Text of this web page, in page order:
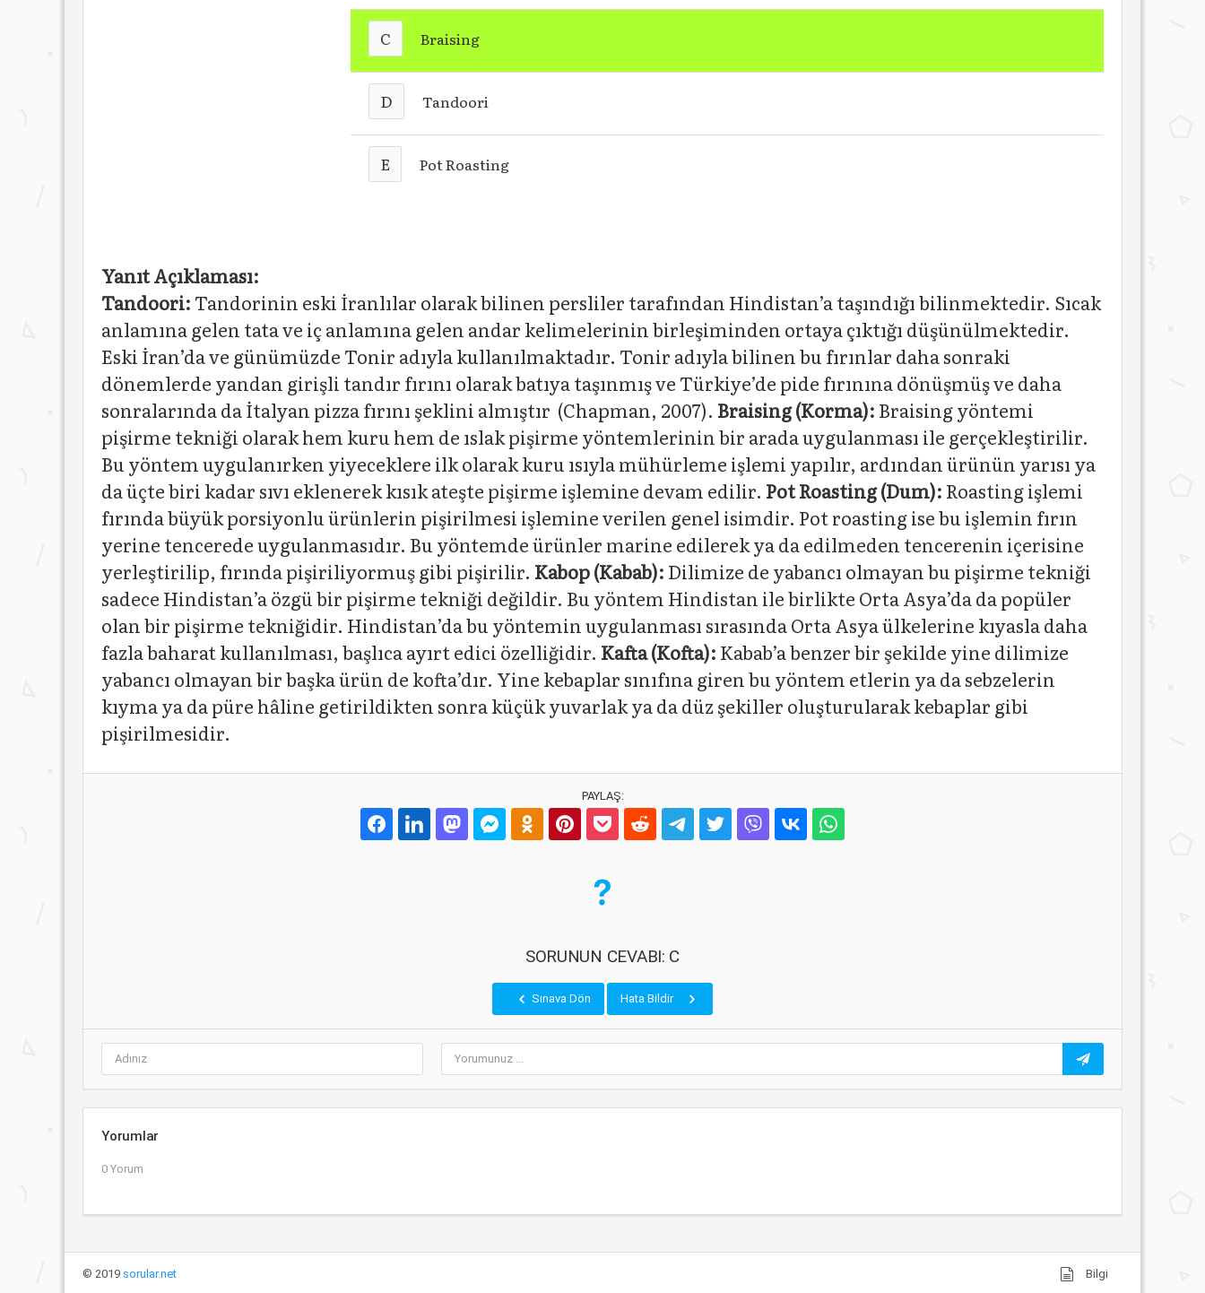
C Braising
D Tandoori
E Pot Roasting
Yanıt Açıklaması:
Tandoori:Tandorinin eski İranlılar olarak bilinen persliler tarafından Hindistan’a taşındığı bilinmektedir. Sıcak
anlamına gelen tata ve iç anlamına gelen andar kelimelerinin birleşiminden ortaya çıktığı düşünülmektedir.
Eski İran’da ve günümüzde Tonir adıyla kullanılmaktadır. Tonir adıyla bilinen bu fırınlar daha sonraki
dönemlerde yandan girişli tandır fırını olarak batıya taşınmış ve Türkiye’de pide fırınına dönüşmüş ve daha
sonralarında da İtalyan pizza fırını şeklini almıştır (Chapman, 2007). Braising (Korma): Braising yöntemi
pişirme tekniği olarak hem kuru hem de ıslak pişirme yöntemlerinin bir arada uygulanması ile gerçekleştirilir.
Bu yöntem uygulanırken yiyeceklere ilk olarak kuru ısıyla mühürleme işlemi yapılır, ardından ürünün yarısı ya
da üçte biri kadar sıvı eklenerek kısık ateşte pişirme işlemine devam edilir. Pot Roasting (Dum): Roasting işlemi
fırında büyük porsiyonlu ürünlerin pişirilmesi işlemine verilen genel isimdir. Pot roasting ise bu işlemin fırın
yerine tencerede uygulanmasıdır. Bu yöntemde ürünler marine edilerek ya da edilmeden tencerenin içerisine
yerleştirilip, fırında pişiriliyormuş gibi pişirilir. Kabop (Kabab): Dilimize de yabancı olmayan bu pişirme tekniği
sadece Hindistan’a özgü bir pişirme tekniği değildir. Bu yöntem Hindistan ile birlikte Orta Asya’da da popüler
olan bir pişirme tekniğidir. Hindistan’da bu yöntemin uygulanması sırasında Orta Asya ülkelerine kıyasla daha
fazla baharat kullanılması, başlıca ayırt edici özelliğidir. Kafta (Kofta): Kabab’a benzer bir şekilde yine dilimize
yabancı olmayan bir başka ürün de kofta’dır. Yine kebaplar sınıfına giren bu yöntem etlerin ya da sebzelerin
kıyma ya da püre hâline getirildikten sonra küçük yuvarlak ya da düz şekiller oluşturularak kebaplar gibi
pişirilmesidir.
PAYLAŞ:
SORUNUN CEVABI: C
Sınava Dön Hata Bildir
Yorumlar
0 Yorum
© 2019 sorular.net Bilgi